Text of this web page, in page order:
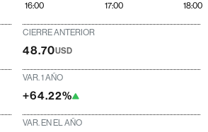
16:00 17:00 18:00
CIERRE ANTERIOR
48.70USD
VAR. 1 AÑO
+64.22%
VAR. EN EL AÑO